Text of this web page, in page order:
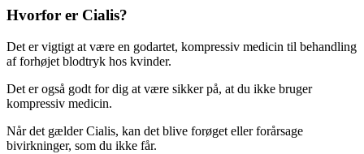
Hvorfor er Cialis?
Det er vigtigt at være en godartet, kompressiv medicin til behandling
af forhøjet blodtryk hos kvinder.
Det er også godt for dig at være sikker på, at du ikke bruger
kompressiv medicin.
Når det gælder Cialis, kan det blive forøget eller forårsage
bivirkninger, som du ikke får.